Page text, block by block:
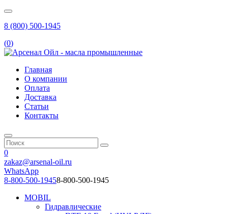
8 (800) 500-1945
(0)
Главная
О компании
Оплата
Доставка
Статьи
Контакты
0
zakaz@arsenal-oil.ru
WhatsApp
8-800-500-19458-800-500-1945
MOBIL
Гидравлические